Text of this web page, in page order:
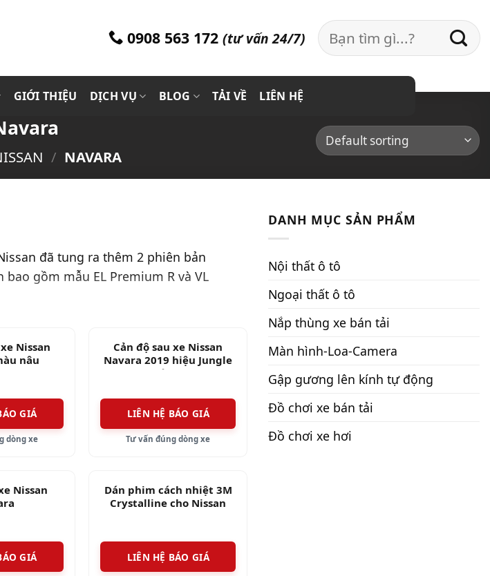
0908 563 172 (tư vấn 24/7)
Search
for:
GIỚI THIỆU DỊCH VỤ BLOG TẢI VỀ LIÊN HỆ
/ NAVARA
đã tung ra thêm 2 phiên bản
gồm mẫu EL Premium R và VL
Nissan
nâu
GIÁ
dòng xe
Cản độ sau xe Nissan
Navara 2019 hiệu Jungle
Thái Lan
LIÊN HỆ BÁO GIÁ
Tư vấn đúng dòng xe
Nissan
GIÁ
Dán phim cách nhiệt 3M
Crystalline cho Nissan
LIÊN HỆ BÁO GIÁ
DANH MỤC SẢN PHẨM
Nội thất ô tô
Ngoại thất ô tô
Nắp thùng xe bán tải
Màn hình-Loa-Camera
Gập gương lên kính tự động
Đồ chơi xe bán tải
Đồ chơi xe hơi